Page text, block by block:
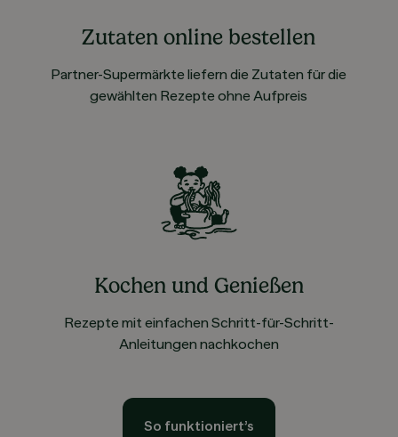
Zutaten online bestellen
Partner-Supermärkte liefern die Zutaten für die
gewählten Rezepte ohne Aufpreis
Kochen und Genießen
Rezepte mit einfachen Schritt-für-Schritt-
Anleitungen nachkochen
So funktioniert’s